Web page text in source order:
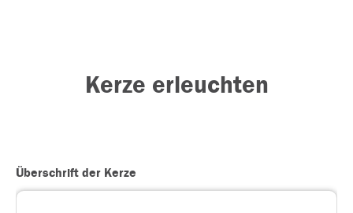
Kerze erleuchten
Überschrift der Kerze